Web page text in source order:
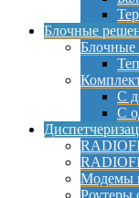
Блочные
Блочные
С
С
Модемы
Роутеры